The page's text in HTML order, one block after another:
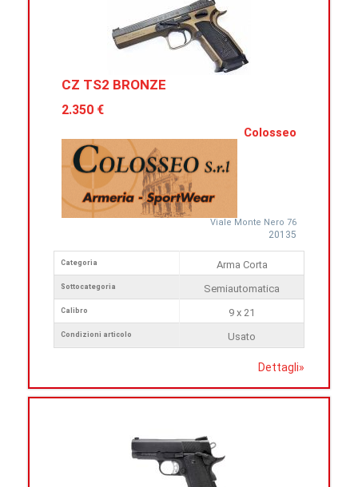
CZ TS2 BRONZE
2.350 €
Colosseo
Viale Monte Nero 76
20135
Categoria
Sottocategoria
Calibro
Condizioni articolo
Arma Corta
Semiautomatica
9 x 21
Usato
Dettagli»